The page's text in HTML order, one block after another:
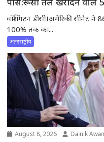
वॉशिंगटन डीसी।अमेरिकी सीनेट
100% तक का...
अंतरराष्ट्रीय
August 8, 2026 Dainik